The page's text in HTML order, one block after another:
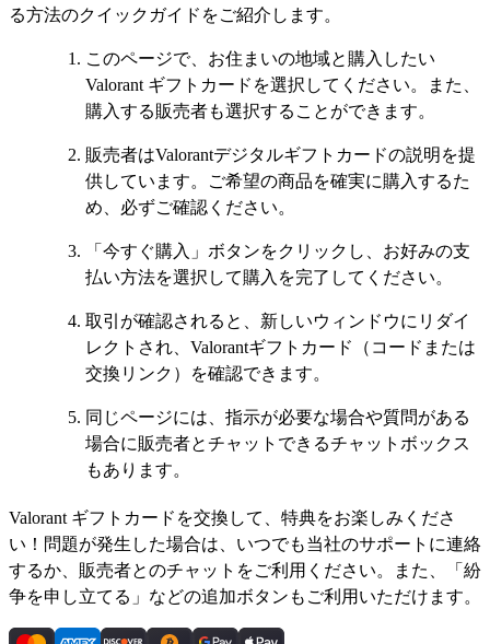
る方法のクイックガイドをご紹介します。
このページで、お住まいの地域と購入したい
Valorant ギフトカードを選択してください。また、
購入する販売者も選択することができます。
販売者はValorantデジタルギフトカードの説明を提
供しています。ご希望の商品を確実に購入するた
め、必ずご確認ください。
「今すぐ購入」ボタンをクリックし、お好みの支
払い方法を選択して購入を完了してください。
取引が確認されると、新しいウィンドウにリダイ
レクトされ、Valorantギフトカード（コードまたは
交換リンク）を確認できます。
同じページには、指示が必要な場合や質問がある
場合に販売者とチャットできるチャットボックス
もあります。
Valorant ギフトカードを交換して、特典をお楽しみくださ
い！問題が発生した場合は、いつでも当社のサポートに連絡
するか、販売者とのチャットをご利用ください。また、「紛
争を申し立てる」などの追加ボタンもご利用いただけます。